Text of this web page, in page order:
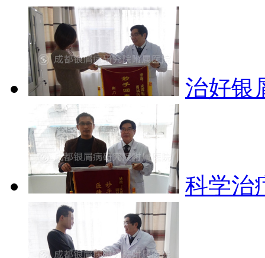
治好银
科学治